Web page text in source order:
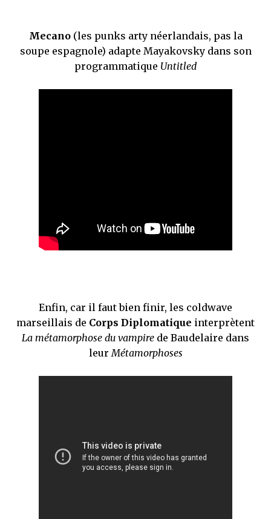
Mecano(les punks arty néerlandais, pas la
soupe espagnole) adapte Mayakovsky dans son
programmatique Untitled
Enfin, car il faut bien finir, les coldwave
marseillais de Corps Diplomatique interprètent
La métamorphose du vampire de Baudelaire dans
leurMétamorphoses